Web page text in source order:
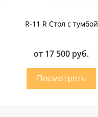
R-11 R Стол с тумбой
от 17 500 руб.